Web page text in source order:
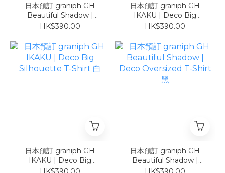
日本預訂 graniph GH
Beautiful Shadow |
Cropped T-Shirt COOL
HK$390.00
日本預訂 graniph GH
IKAKU | Deco Big
Silhouette T-Shirt 黑
HK$390.00
日本預訂 graniph GH
IKAKU | Deco Big
Silhouette T-Shirt 白
日本預訂 graniph GH
Beautiful Shadow |
Deco Oversized T-Shirt